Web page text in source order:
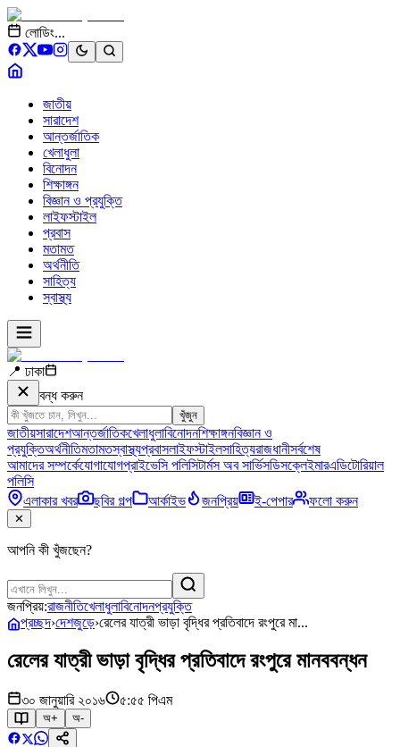
লোডিং...
জাতীয়
সারাদেশ
আন্তর্জাতিক
খেলাধুলা
বিনোদন
শিক্ষাঙ্গন
বিজ্ঞান ও প্রযুক্তি
লাইফস্টাইল
প্রবাস
মতামত
অর্থনীতি
সাহিত্য
স্বাস্থ্য
📍 ঢাকা
বন্ধ করুন
খুঁজুন
জাতীয়সারাদেশআন্তর্জাতিকখেলাধুলাবিনোদনশিক্ষাঙ্গনবিজ্ঞান ও
প্রযুক্তিঅর্থনীতিমতামতস্বাস্থ্যপ্রবাসলাইফস্টাইলসাহিত্যরাজধানীসর্বশেষ
আমাদের সম্পর্কেযোগাযোগপ্রাইভেসি পলিসিটার্মস অব সার্ভিসডিসক্লেইমারএডিটোরিয়াল
পলিসি
এলাকার খবর
ছবির গল্প আর্কাইভ জনপ্রিয় ই-পেপার ফলো করুন
✕
আপনি কী খুঁজছেন?
জনপ্রিয়:রাজনীতিখেলাধুলাবিনোদনপ্রযুক্তি
প্রচ্ছদ›দেশজুড়ে›রেলের যাত্রী ভাড়া বৃদ্ধির প্রতিবাদে রংপুরে মা...
রেলের যাত্রী ভাড়া বৃদ্ধির প্রতিবাদে রংপুরে মানববন্ধন
৩০ জানুয়ারি ২০১৬ ৫:৫৫ পিএম
অ+ অ-